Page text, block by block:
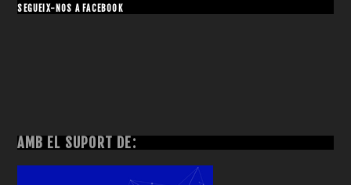
SEGUEIX-NOS A FACEBOOK
AMB EL SUPORT DE: